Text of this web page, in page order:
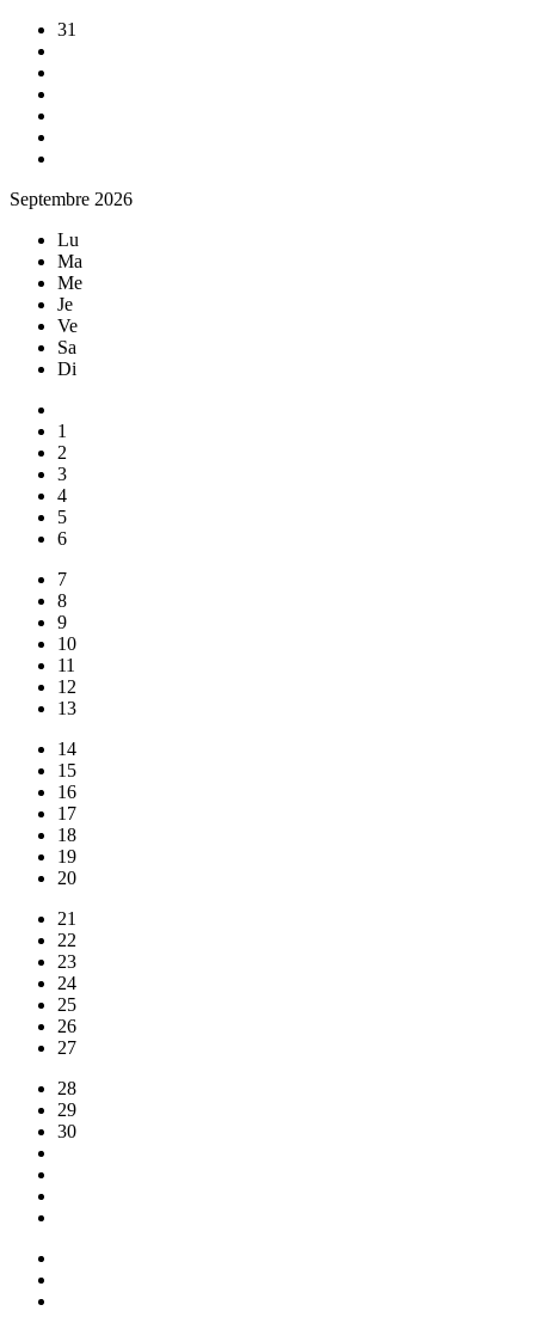
31
Septembre 2026
Lu
Ma
Me
Je
Ve
Sa
Di
1
2
3
4
5
6
7
8
9
10
11
12
13
14
15
16
17
18
19
20
21
22
23
24
25
26
27
28
29
30